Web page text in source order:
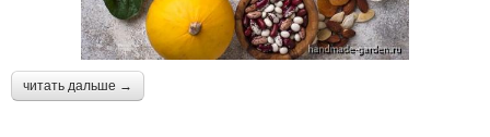
читать дальше →